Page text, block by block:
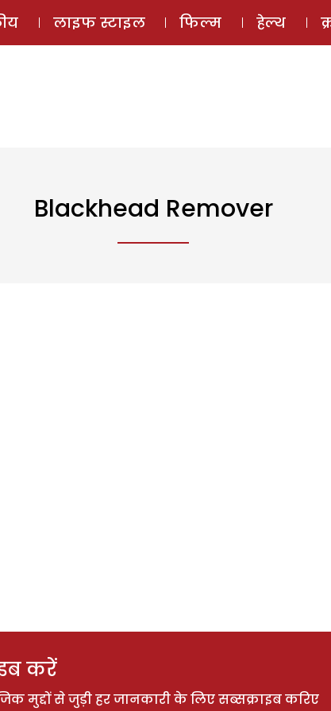
ई-मैगज़ीन
लाइफ स्टाइल फिल्म हेल्थ
Blackhead Remover
करें
मुद्दों से जुड़ी हर जानकारी के लिए सब्सक्राइब करिए